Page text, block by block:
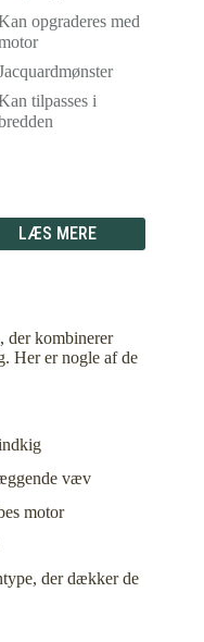
opgraderes med
tilpasses i
LÆS MERE
der kombinerer
Her er nogle af de
væv
motor
der dækker de